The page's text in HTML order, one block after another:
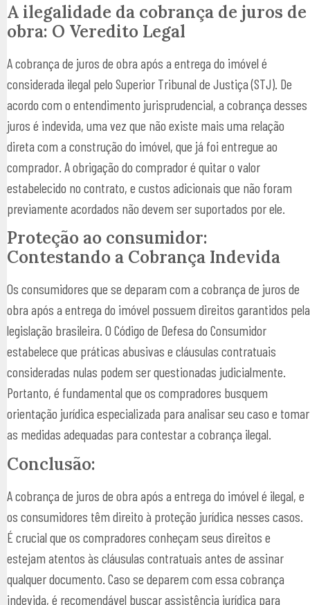
A ilegalidade da cobrança de juros de
obra: O Veredito Legal
A cobrança de juros de obra após a entrega do imóvel é
considerada ilegal pelo Superior Tribunal de Justiça (STJ). De
acordo com o entendimento jurisprudencial, a cobrança desses
juros é indevida, uma vez que não existe mais uma relação
direta com a construção do imóvel, que já foi entregue ao
comprador. A obrigação do comprador é quitar o valor
estabelecido no contrato, e custos adicionais que não foram
previamente acordados não devem ser suportados por ele.
Proteção ao consumidor:
Contestando a Cobrança Indevida
Os consumidores que se deparam com a cobrança de juros de
obra após a entrega do imóvel possuem direitos garantidos pela
legislação brasileira. O Código de Defesa do Consumidor
estabelece que práticas abusivas e cláusulas contratuais
consideradas nulas podem ser questionadas judicialmente.
Portanto, é fundamental que os compradores busquem
orientação jurídica especializada para analisar seu caso e tomar
as medidas adequadas para contestar a cobrança ilegal.
Conclusão:
A cobrança de juros de obra após a entrega do imóvel é ilegal, e
os consumidores têm direito à proteção jurídica nesses casos.
É crucial que os compradores conheçam seus direitos e
estejam atentos às cláusulas contratuais antes de assinar
qualquer documento. Caso se deparem com essa cobrança
indevida, é recomendável buscar assistência jurídica para